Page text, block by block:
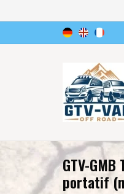
GTV-
portatif